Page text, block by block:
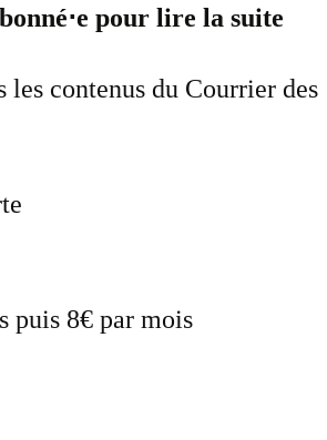
pour lire la suite
les contenus du Courrier des
puis 8€ par mois